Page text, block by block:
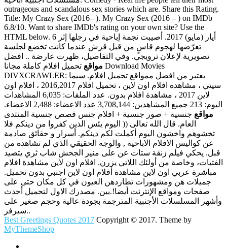
outrageous and scandalous sex stories which are. Share this Rating.
Title: My Crazy Sex (2016– ). My Crazy Sex (2016 – ) on IMDb
6.8/10. Want to share IMDb's rating on your own site? Use the
HTML below. 6 أيار (مايو) 2017. أصيبت نجمة إباحية في رجلها إثر
تعرّضها لهجوم قاسٍ من قبل قرش عندما كانت تخضع لجلسة
تصويرية لإعلان ترويجي. وفي التفاصيل، ظهرت عارضة .. افضل
مواقع تحميل افلام كاملة مجانا Download Movies
DIVXCRAWLER: يعتبر من افضل ممواقع تحميل افلام. سيما
سيتي ، مشاهدة افلام اون لاين ، تحميل افلام 2016,2017 ، افلام اون
لاين 2017 ، مشاهدة افلام بدون. عدد الملفات: 6,035 المشاهدات
اليوم: 213 جميع المشاهدين: 3,708,144 عدد الاعضاء: 2,488 الاعضاء.
مواقع جنسية + صور جنسية + افلام جنس قصص جنسية المنتدى
العام. قال الله تعالى (( اليوم يئس الذين كفروا من دينكم فلا
تخشوهم واخشون اليوم أكملت لكم دينكم. أسرار و حقائق صادمة
عن كواليس الافلام الاباحية , والوجه الحقيقي الذي لم تشاهده من
قبل. يحكي فيلم زنقة ستات عن على منير الجحش شاب ثري يتصيد
الفتيات، وخاصة من أولئك اللاتي يزرن. افلام اون لاين مشاهدة افلام
مباشرة عربي اون لاين مشاهدة أفلام اون لاين اجنبي بدون تحميل.
جميلات هن ومشهورات تطاردهن العيون في كل مكان حتى على
صفحات ومواقع الإنترنت أيضا!.بين. مصدرك الاول لتحميل أحدث
وأشهر المسلسلات الأجنبية المترجمة بجودة عالية وحجم صغير على
سيرفر..
Best Greetings Quotes 2017 Copyright © 2017. Theme by
MyThemeShop